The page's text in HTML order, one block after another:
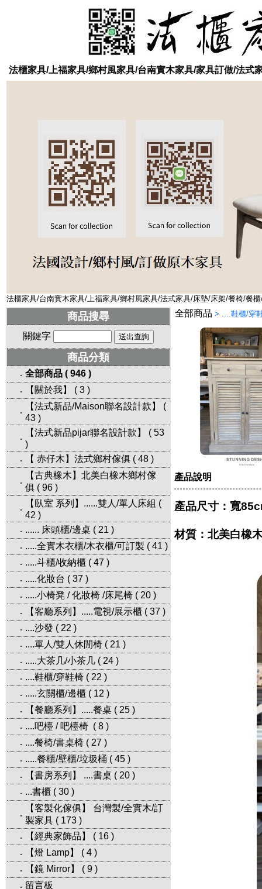
法櫃家具/上福家具/鄉村風家具/台南實木家具/家具訂做/法式
法櫃家具/台南實木家具/上福家具/鄉村風家具/法式家具/床墊/床架/餐椅/餐
商品搜尋
關鍵字
商品分類
‧ 全部商品 ( 946 )
‧
【關於我】 ( 3 )
‧
【法式新品/Maison聯名設計款】
(
43 )
‧
【法式新品pijar聯名設計款】 ( 53
)
‧
【 赤仔木】法式鄉村傢俱 ( 48 )
‧
【古典橡木】北美白橡木鄉村傢
俱 ( 96 )
‧
【臥室 系列】......雙人/單人床組 (
42 )
‧ ...... 床頭櫃/邊桌 ( 21 )
‧ .....全實木衣櫃/木衣櫃/可訂製 ( 41 )
‧ .....斗櫃/收納櫃 ( 47 )
‧ .....化妝台 ( 37 )
‧ .....小椅凳 / 化妝椅 /床尾椅 ( 20 )
‧
【客廳系列】.....電視/展示櫃 ( 37 )
‧ ....沙發 ( 22 )
‧ ....單人/雙人休閒椅 ( 21 )
‧ .....大茶几/小茶几 ( 24 )
‧ ....鞋櫃/穿鞋椅 ( 22 )
‧ .....玄關櫃/邊櫃 ( 12 )
‧
【餐廳系列】.....餐桌 ( 25 )
‧ ....吧檯 / 吧檯椅 ( 8 )
‧ ....餐椅/書桌椅 ( 27 )
‧ .....餐櫃/壁櫃/垃圾桶 ( 45 )
‧
【書房系列】 ....書桌 ( 20 )
‧ ...書櫃 ( 30 )
‧
【客製化傢俱】 台灣製/全實木/訂
製家具 ( 173 )
‧
【經典家飾品】 ( 16 )
‧
【燈 Lamp】 ( 4 )
‧
【鏡 Mirror】 ( 9 )
‧ 留言板
全部商品 > ....鞋櫃/穿
產品說明
產品尺寸：寬
材質：北美白橡